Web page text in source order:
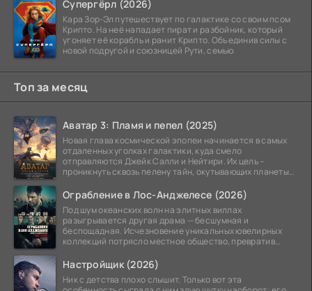
Супергёрл (2026)
Кара Зор-Эл путешествует по галактике со своим псом
Крипто. На неё нападает пират и разбойник, который
угоняет её корабль и ранит Крипто. Объединив силы с
новой подругой и союзницей Рути, семью
Топ за месяц
Аватар 3: Пламя и пепел (2025)
Новая глава космической эпопеи начинается в самых
отдаленных уголках галактики, куда смело
отправляются Джейк Салли и Нейтири. Их цель –
проникнуть сквозь пелену тайн, окутывающих планеты
Ограбление в Лос-Анджелесе (2026)
Под шум океанских волн на элитных виллах
разыгрывается другая драма — бесшумная и
беспощадная. Исчезновение уникальных ювелирных
коллекций потрясло местное общество, превратив
Настройщик (2026)
Ник с детства плохо слышит. Только вот эта